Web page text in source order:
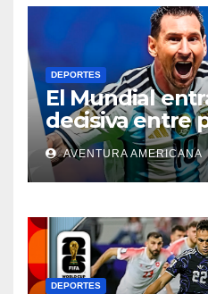
DEPORTES
El Mundial
decisiva entre
emociones
AVENTURA AMERICANA
DEPORTES